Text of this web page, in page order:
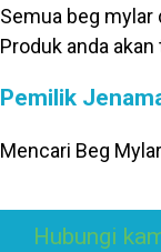
Semua beg
Produk anda
Pemilik
Mencari Beg
Hubungi